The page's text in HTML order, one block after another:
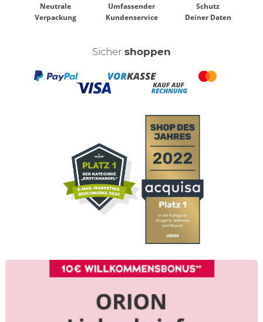
Neutrale
Verpackung
Umfassender
Kundenservice
Schutz
Deiner Daten
Sicher shoppen